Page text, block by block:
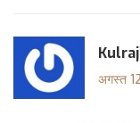
अगस्त